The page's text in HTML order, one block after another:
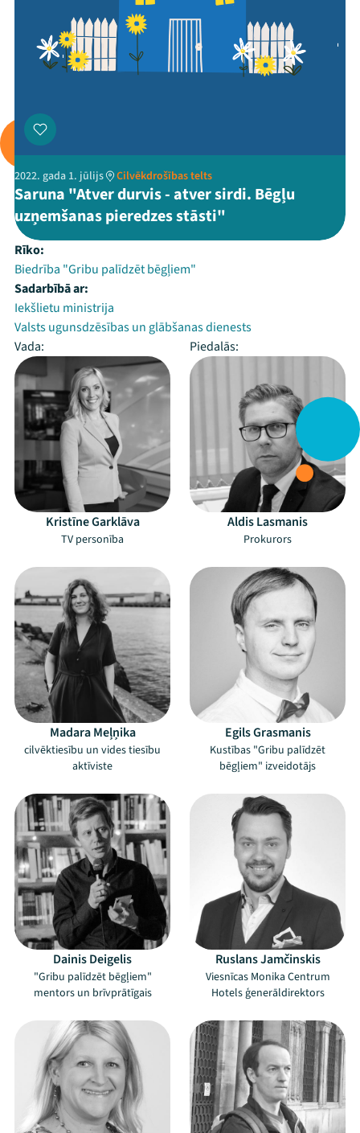
2022. gada 1. jūlijs Cilvēkdrošības telts
Saruna "Atver durvis - atver sirdi. Bēgļu
uzņemšanas pieredzes stāsti"
Rīko:
Biedrība "Gribu palīdzēt bēgļiem"
Sadarbībā ar:
Iekšlietu ministrija
Valsts ugunsdzēsības un glābšanas dienests
Vada:
Piedalās:
Kristīne Garklāva
TV personība
Aldis Lasmanis
Prokurors
Madara Meļņika
cilvēktiesību un vides tiesību
aktīviste
Egils Grasmanis
Kustības "Gribu palīdzēt
bēgļiem" izveidotājs
Dainis Deigelis
"Gribu palīdzēt bēgļiem"
mentors un brīvprātīgais
Ruslans Jamčinskis
Viesnīcas Monika Centrum
Hotels ģenerāldirektors